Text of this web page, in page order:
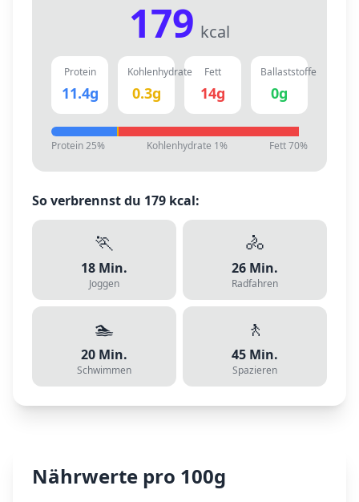
179 kcal
Protein
11.4g
Kohlenhydrate
0.3g
Fett
14g
Ballaststoffe
0g
Protein25% Kohlenhydrate 1% Fett70%
So verbrennst du 179 kcal:
🏃
18 Min.
Joggen
🚴
26 Min.
Radfahren
🏊
20 Min.
Schwimmen
🚶
45 Min.
Spazieren
Nährwerte pro 100g